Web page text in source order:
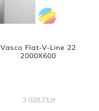
Vasco Flat-V-Line 22
2000X600
3 028,71zł